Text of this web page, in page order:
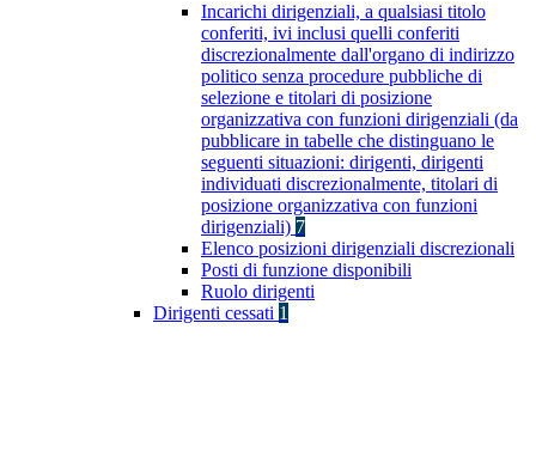
Incarichi dirigenziali, a qualsiasi titolo
conferiti, ivi inclusi quelli conferiti
discrezionalmente dall'organo di indirizzo
politico senza procedure pubbliche di
selezione e titolari di posizione
organizzativa con funzioni dirigenziali (da
pubblicare in tabelle che distinguano le
seguenti situazioni: dirigenti, dirigenti
individuati discrezionalmente, titolari di
posizione organizzativa con funzioni
dirigenziali) 7
Elenco posizioni dirigenziali discrezionali
Posti di funzione disponibili
Ruolo dirigenti
Dirigenti cessati 1